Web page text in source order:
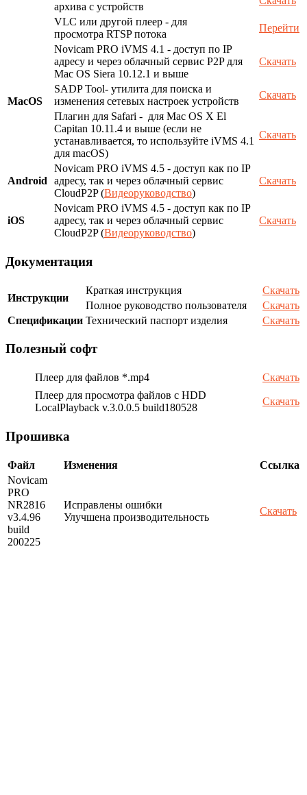
архива с устройств
VLC или другой плеер - для
просмотра RTSP потока
Перейти
MacOS
Novicam PRO iVMS 4.1 - доступ по IP
адресу и через облачный сервис P2P для
Mac OS Siera 10.12.1 и выше
Скачать
SADP Tool- утилита для поиска и
изменения сетевых настроек устройств
Скачать
Плагин для Safari - для Mac OS X El
Capitan 10.11.4 и выше (если не
устанавливается, то используйте iVMS 4.1
для macOS)
Скачать
Android
Novicam PRO iVMS 4.5 - доступ как по IP
адресу, так и через облачный сервис
CloudP2P (Видеоруководство)
Скачать
iOS
Novicam PRO iVMS 4.5 - доступ как по IP
адресу, так и через облачный сервис
CloudP2P (Видеоруководство)
Скачать
Документация
Инструкции
Краткая инструкция
Скачать
Полное руководство пользователя
Скачать
Спецификации Технический паспорт изделия Скачать
Полезный софт
Плеер для файлов *.mp4
Скачать
Плеер для просмотра файлов с HDD
LocalPlayback v.3.0.0.5 build180528
Скачать
Прошивка
Файл Изменения
Ссылка
Novicam
PRO
NR2816
v3.4.96
build
200225
Исправлены ошибки
Улучшена производительность
Скачать